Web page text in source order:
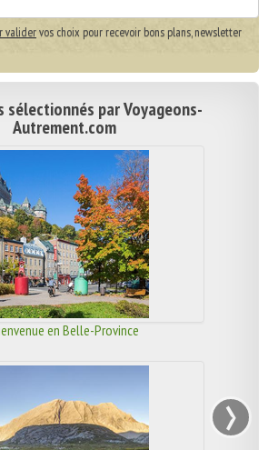
validervos choix pour recevoir bons plans, newsletter
sélectionnés par Voyageons-
Autrement.com
en Belle-Province
›